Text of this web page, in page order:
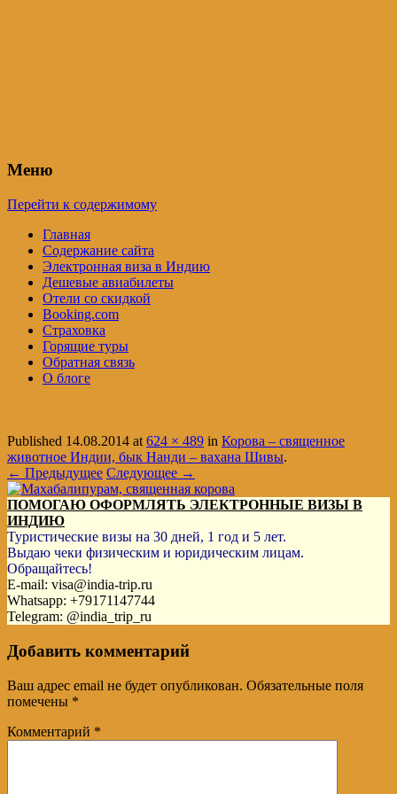
Меню
Перейти к содержимому
Главная
Содержание сайта
Электронная виза в Индию
Дешевые авиабилеты
Отели со скидкой
Booking.com
Страховка
Горящие туры
Обратная связь
О блоге
Published 14.08.2014 at624 × 489 in Корова – священное
животное Индии, бык Нанди – вахана Шивы.
← Предыдущее Следующее →
ПОМОГАЮ ОФОРМЛЯТЬ ЭЛЕКТРОННЫЕ ВИЗЫ В
ИНДИЮ
Туристические визы на 30 дней, 1 год и 5 лет.
Выдаю чеки физическим и юридическим лицам.
Обращайтесь!
E-mail: visa@india-trip.ru
Whatsapp: +79171147744
Telegram: @india_trip_ru
Добавить комментарий
Ваш адрес email не будет опубликован. Обязательные поля
помечены *
Комментарий *